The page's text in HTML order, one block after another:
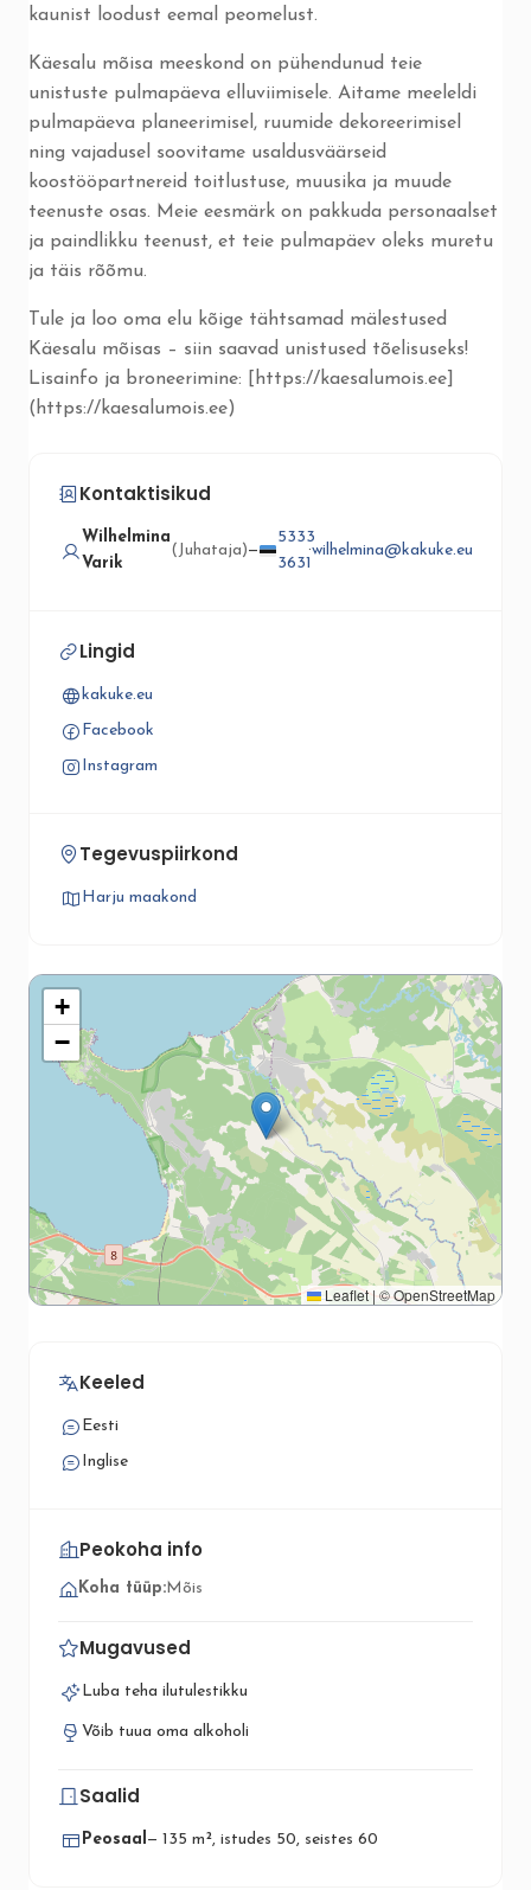
kaunist loodust eemal peomelust.
Käesalu mõisa meeskond on pühendunud teie
unistuste pulmapäeva elluviimisele. Aitame meeleldi
pulmapäeva planeerimisel, ruumide dekoreerimisel
ning vajadusel soovitame usaldusväärseid
koostööpartnereid toitlustuse, muusika ja muude
teenuste osas. Meie eesmärk on pakkuda personaalset
ja paindlikku teenust, et teie pulmapäev oleks muretu
ja täis rõõmu.
Tule ja loo oma elu kõige tähtsamad mälestused
Käesalu mõisas – siin saavad unistused tõelisuseks!
Lisainfo ja broneerimine: [https://kaesalumois.ee]
(https://kaesalumois.ee)
Kontaktisikud
Wilhelmina
Varik
(Juhataja)—
5333
3631
·wilhelmina@kakuke.eu
Lingid
kakuke.eu
Facebook
Instagram
Tegevuspiirkond
Harju maakond
+
−
Leaflet | ©OpenStreetMap
Keeled
Eesti
Inglise
Peokoha info
Koha tüüp:Mõis
Mugavused
Luba teha ilutulestikku
Võib tuua oma alkoholi
Saalid
Peosaal— 135 m², istudes 50, seistes 60